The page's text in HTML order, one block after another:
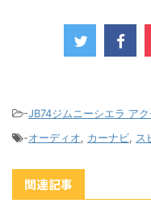
-JB74ジムニーシエラ ア
-オーディオ, カーナビ, ス
関連記事